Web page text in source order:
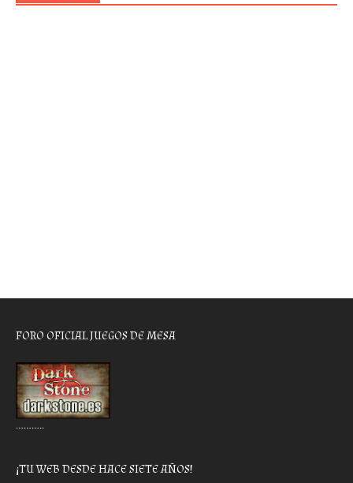
FORO OFICIAL JUEGOS DE MESA
………..
¡TU WEB DESDE HACE SIETE AÑOS!